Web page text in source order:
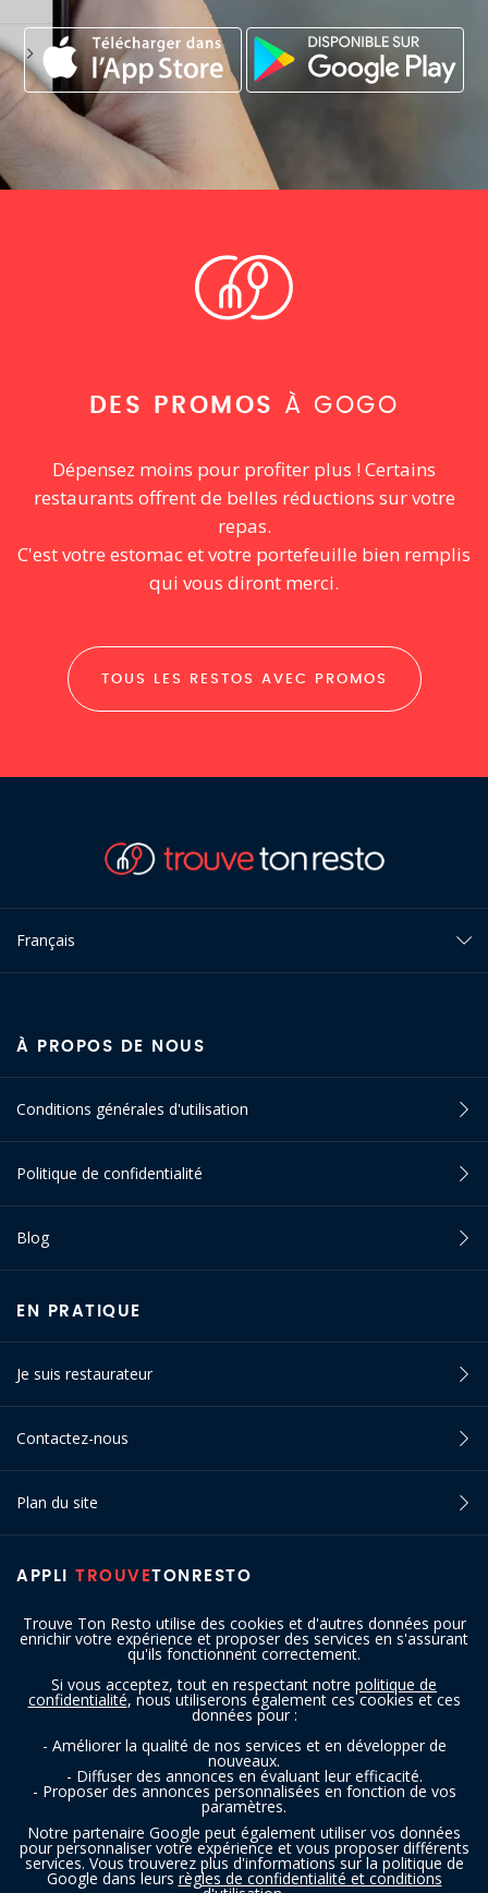
DES PROMOS À GOGO
Dépensez moins pour profiter plus ! Certains
restaurants offrent de belles réductions sur votre
repas.
C'est votre estomac et votre portefeuille bien remplis
qui vous diront merci.
TOUS LES RESTOS AVEC PROMOS
Trouve Ton Resto utilise des cookies et d'autres données pour
enrichir votre expérience et proposer des services en s'assurant
qu'ils fonctionnent correctement.
Si vous acceptez, tout en respectant notre politique de
confidentialité, nous utiliserons également ces cookies et ces
données pour :
- Améliorer la qualité de nos services et en développer de
nouveaux.
- Diffuser des annonces en évaluant leur efficacité.
- Proposer des annonces personnalisées en fonction de vos
paramètres.
Notre partenaire Google peut également utiliser vos données
pour personnaliser votre expérience et vous proposer différents
services. Vous trouverez plus d'informations sur la politique de
Google dans leurs règles de confidentialité et conditions
Français
APPLI TROUVETONRESTO
À PROPOS DE NOUS
Conditions générales d'utilisation
Politique de confidentialité
Blog
EN PRATIQUE
Je suis restaurateur
Contactez-nous
Plan du site
SUIVEZ-NOUS
Copyright © 2016 - 2026 trouvetonresto.be ‐ Tous droits réservés | JDC